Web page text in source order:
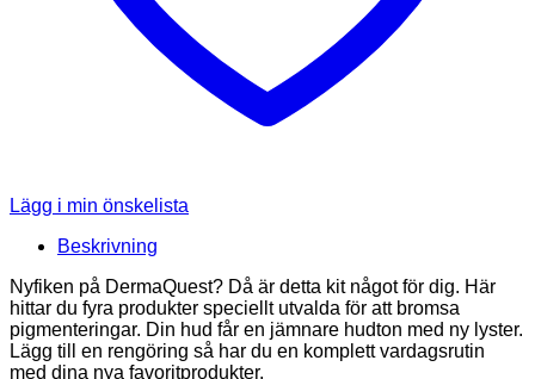
Lägg i min önskelista
Beskrivning
Nyfiken på DermaQuest? Då är detta kit något för dig. Här
hittar du fyra produkter speciellt utvalda för att bromsa
pigmenteringar. Din hud får en jämnare hudton med ny lyster.
Lägg till en rengöring så har du en komplett vardagsrutin
med dina nya favoritprodukter.